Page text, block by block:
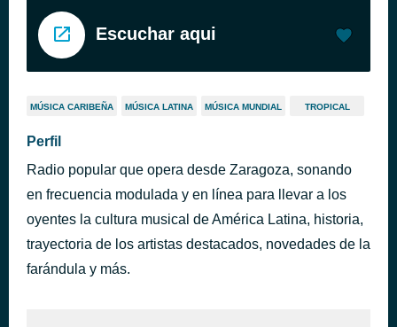
Escuchar aqui
MÚSICA CARIBEÑA MÚSICA LATINA MÚSICA MUNDIAL TROPICAL
Perfil
Radio popular que opera desde Zaragoza, sonando
en frecuencia modulada y en línea para llevar a los
oyentes la cultura musical de América Latina, historia,
trayectoria de los artistas destacados, novedades de la
farándula y más.